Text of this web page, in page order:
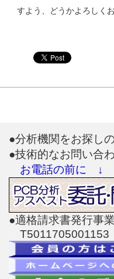
すよう、どうかよろしく
●分析機関をお探し
●技術的なお問い合
お電話の前に ↓
●適格請求書発行事
T5011705001153